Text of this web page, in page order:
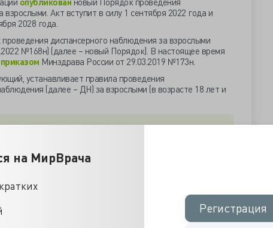
на МирВрача
Регистрация
Регистрация
Акт вступит в силу 1 сентября 2022 года и
2028 года.
диспансерного наблюдения за взрослыми
№168н) (далее – новый Порядок). В настоящее время
приказом Минздрава России от 29.03.2019 №173н.
устанавливает правила проведения
(далее – ДН) за взрослыми (в возрасте 18 лет и
утверждены отдельные порядки. Например,
за лицами с психическими расстройствами и (или)
с употреблением психоактивных веществ (
или Порядок диспансерного наблюдения за
(
страдающие отдельными хроническими